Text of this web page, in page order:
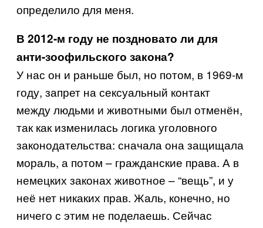
определило для меня.
В 2012-м году не поздновато ли для
анти-зоофильского закона?
У нас он и раньше был, но потом, в 1969-м
году, запрет на сексуальный контакт
между людьми и животными был отменён,
так как изменилась логика уголовного
законодательства: сначала она защищала
мораль, а потом – гражданские права. А в
немецких законах животное – “вещь”, и у
неё нет никаких прав. Жаль, конечно, но
ничего с этим не поделаешь. Сейчас